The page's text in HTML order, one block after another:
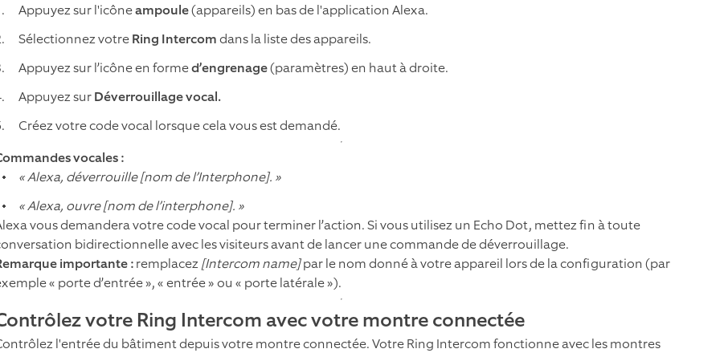
Appuyez sur l'icôneampoule(appareils) en bas de l'application Alexa.
Sélectionnez votreRing Intercomdans la liste des appareils.
Appuyez sur l’icône en formed’engrenage(paramètres) en haut à droite.
Appuyez surDéverrouillage vocal.
Créez votre code vocal lorsque cela vous est demandé.
vocales :
« Alexa, déverrouille [nom de l’Interphone]. »
« Alexa, ouvre [nom de l’interphone]. »
vous demandera votre code vocal pour terminer l’action. Si vous utilisez un Echo Dot, mettez fin à toute
bidirectionnelle avec les visiteurs avant de lancer une commande de déverrouillage.
importante :remplacez [Intercom name]par le nom donné à votre appareil lors de la configuration (par
« porte d’entrée », « entrée » ou « porte latérale »).
votre Ring Intercom avec votre montre connectée
l'entrée du bâtiment depuis votre montre connectée. Votre Ring Intercom fonctionne avec les montres